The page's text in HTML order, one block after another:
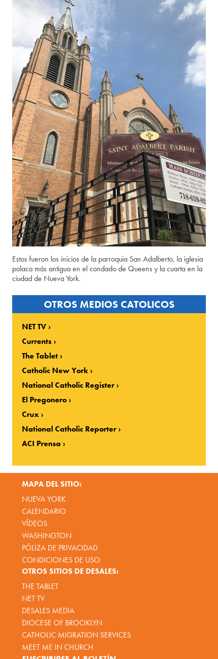
Estos fueron los inicios de la parroquia San Adalberto, la iglesia
polaca más antigua en el condado de Queens y la cuarta en la
ciudad de Nueva York.
OTROS MEDIOS CATOLICOS
NET TV
Currents
The Tablet
Catholic New York
National Catholic Register
El Pregonero
Crux
National Catholic Reporter
ACI Prensa
MAPA DEL SITIO:
NUEVA YORK
CALENDARIO
VÍDEOS
WASHINGTON
PÓLIZA DE PRIVACIDAD
CONDICIONES DE USO
OTROS SITIOS DE DESALES:
THE TABLET
NET TV
DESALES MEDIA
DIOCESE OF BROOKLYN
CATHOLIC MIGRATION SERVICES
MEET ME IN CHURCH